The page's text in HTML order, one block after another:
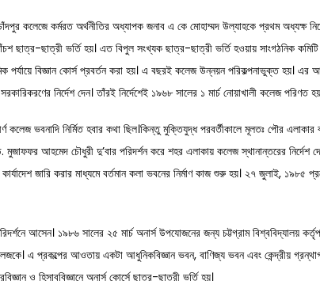
কলেজে কর্মরত অর্থনীতির অধ্যাপক জনাব এ কে মোহাম্মদ উল্যাহকে প্রথম অধ্যক্ষ
ছাত্র-ছাত্রী ভর্তি হয়। এত বিপুল সংখ্যক ছাত্র-ছাত্রী ভর্তি হওয়ায় সাংগঠনিক
পর্যায়ে বিজ্ঞান কোর্স প্রবর্তন করা হয়। এ বছরই কলেজ উন্নয়ন পরিকল্পনাভুক্ত হয়। এর
নির্দেশ দেন। তাঁরই নির্দেশেই ১৯৬৮ সালের ১ মার্চ নোয়াখালী কলেজ পরিণত
কলেজ ভবনাদি নির্মিত হবার কথা ছিল।কিন্তু মুক্তিযুদ্ধ পরবর্তীকালে মূলতঃ পৌর
মুজাফফর আহমেদ চৌধুরী দু’বার পরিদর্শন করে শহর এলাকায় কলেজ স্থানান্তরের
জারি করার মাধ্যমে বর্তমান কলা ভবনের নির্মাণ কাজ শুরু হয়। ২৭ জুলাই,
আসেন। ১৯৮৬ সালের ২৫ মার্চ অনার্স উপযোজনের জন্য চট্টগ্রাম বিশ্ববিদ্যালয়
এ প্রকল্পের আওতায় একটা আধুনিকবিজ্ঞান ভবন, বাণিজ্য ভবন এবং কেন্দ্রীয়
ও হিসাববিজ্ঞানে অনার্স কোর্সে ছাত্র-ছাত্রী ভর্তি হয়।